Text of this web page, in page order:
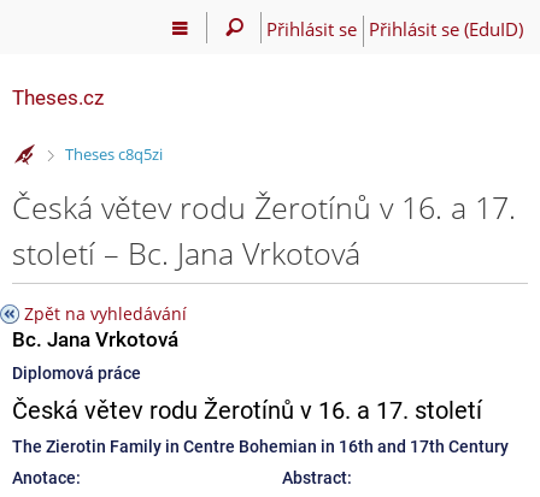
Přihlásit se Přihlásit se (EduID)
Theses.cz
>
Theses c8q5zi
Česká větev rodu Žerotínů v 16. a 17.
století – Bc. Jana Vrkotová
Zpět na vyhledávání
Bc. Jana Vrkotová
Diplomová práce
Česká větev rodu Žerotínů v 16. a 17. století
The Zierotin Family in Centre Bohemian in 16th and 17th Century
Anotace:
Abstract: